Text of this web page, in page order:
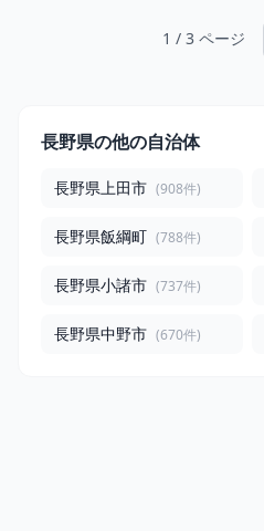
1 / 3 ページ
長野県の他の自治体
長野県上田市 (908件)
長野県飯綱町 (788件)
長野県小諸市 (737件)
長野県中野市 (670件)